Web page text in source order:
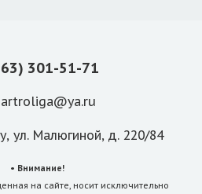
301-51-71
ул. Малюгиной, д. 220/84
• Внимание!
на сайте, носит исключительно